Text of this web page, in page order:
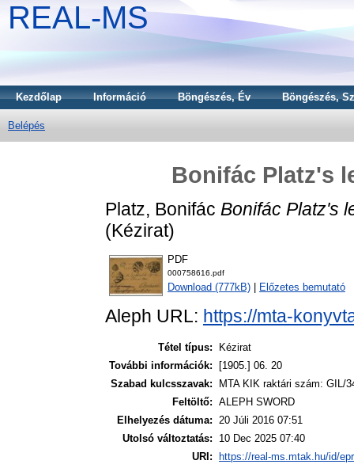
REAL-MS
Kezdőlap Információ Böngészés, Év Böngészés,
Belépés
Bonifác Platz's
Platz, Bonifác Bonifác Platz's
(Kézirat)
PDF
000758616.pdf
Download (777kB) Előzetes bemutató
Aleph URL: https://mta-
Tétel típus:
Kézirat
További információk:
[1905.] 06. 20
Szabad kulcsszavak:
MTA KIK raktári szám: GIL/
Feltöltő: ALEPH SWORD
Elhelyezés dátuma: 20 Júli 2016 07:51
Utolsó változtatás:
10 Dec 2025 07:40
URI:
https://real-ms.mtak.hu/id/